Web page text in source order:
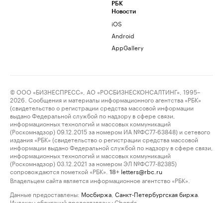
РБК
Новости
iOS
Android
AppGallery
© ООО «БИЗНЕСПРЕСС», АО «РОСБИЗНЕСКОНСАЛТИНГ», 1995–
2026. Сообщения и материалы информационного агентства «РБК»
(свидетельство о регистрации средства массовой информации
выдано Федеральной службой по надзору в сфере связи,
информационных технологий и массовых коммуникаций
(Роскомнадзор) 09.12.2015 за номером ИА №ФС77-63848) и сетевого
издания «РБК» (свидетельство о регистрации средства массовой
информации выдано Федеральной службой по надзору в сфере связи,
информационных технологий и массовых коммуникаций
(Роскомнадзор) 03.12.2021 за номером ЭЛ №ФС77-82385)
сопровождаются пометкой «РБК».
18+ letters@rbc.ru
Владельцем сайта является информационное агентство «РБК».
Данные предоставлены: Мосбиржа Санкт-Петербургская биржа